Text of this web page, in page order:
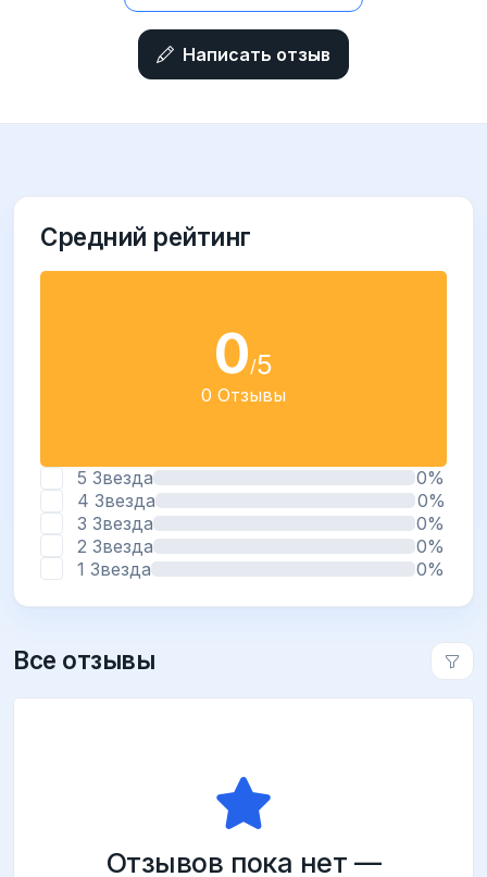
Написать отзыв
Средний рейтинг
0/5
0 Отзывы
5 Звезда
0%
4 Звезда
0%
3 Звезда
0%
2 Звезда
0%
1 Звезда
0%
Все отзывы
Отзывов пока нет —